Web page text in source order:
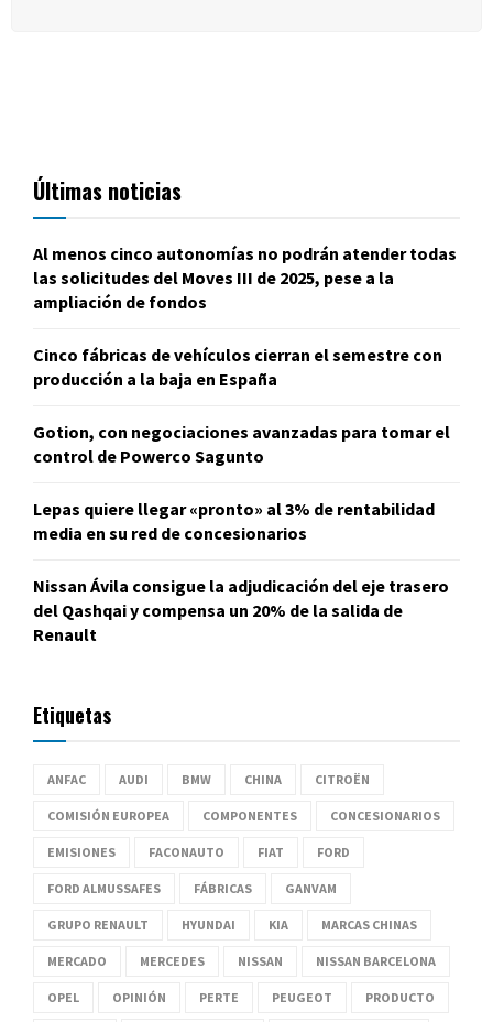
Últimas noticias
Al menos cinco autonomías no podrán atender todas
las solicitudes del Moves III de 2025, pese a la
ampliación de fondos
Cinco fábricas de vehículos cierran el semestre con
producción a la baja en España
Gotion, con negociaciones avanzadas para tomar el
control de Powerco Sagunto
Lepas quiere llegar «pronto» al 3% de rentabilidad
media en su red de concesionarios
Nissan Ávila consigue la adjudicación del eje trasero
del Qashqai y compensa un 20% de la salida de
Renault
Etiquetas
ANFAC AUDI BMW CHINA CITROËN
COMISIÓN EUROPEA COMPONENTES CONCESIONARIOS
EMISIONES FACONAUTO FIAT FORD
FORD ALMUSSAFES FÁBRICAS GANVAM
GRUPO RENAULT HYUNDAI KIA MARCAS CHINAS
MERCADO MERCEDES NISSAN NISSAN BARCELONA
OPEL OPINIÓN PERTE PEUGEOT PRODUCTO